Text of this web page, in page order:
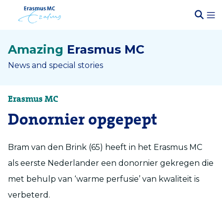
Amazing Erasmus MC
News and special stories
Erasmus MC
Donornier opgepept
Bram van den Brink (65) heeft in het Erasmus MC
als eerste Nederlander een donornier gekregen die
met behulp van ‘warme perfusie’ van kwaliteit is
verbeterd.